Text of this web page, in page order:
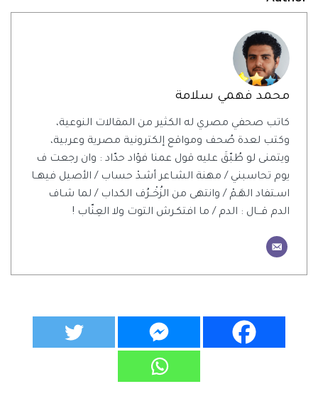
محمد فهمي سلامة
كاتب صحفي مصري له الكثير من المقالات النوعية،
وكتب لعدة صُحف ومواقع إلكترونية مصرية وعربية،
ويتمنى لو طُبّقَ عليه قول عمنا فؤاد حدّاد : وان رجعت ف
يوم تحاسبني / مهنة الشـاعر أشـدْ حساب / الأصيل فيهــا
اسـتفاد الهَـمْ / وانتهى من الزُخْــرُف الكداب / لما شـاف
الدم قـــال : الدم / ما افتكـرش التوت ولا العِنّاب !